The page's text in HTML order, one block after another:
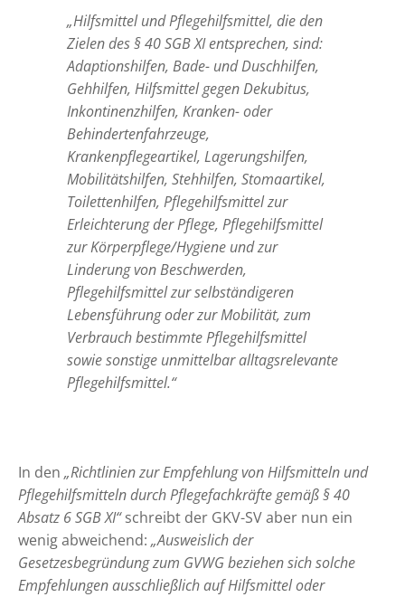
„Hilfsmittel und Pflegehilfsmittel, die den
Zielen des § 40 SGB XI entsprechen, sind:
Adaptionshilfen, Bade- und Duschhilfen,
Gehhilfen, Hilfsmittel gegen Dekubitus,
Inkontinenzhilfen, Kranken- oder
Behindertenfahrzeuge,
Krankenpflegeartikel, Lagerungshilfen,
Mobilitätshilfen, Stehhilfen, Stomaartikel,
Toilettenhilfen, Pflegehilfsmittel zur
Erleichterung der Pflege, Pflegehilfsmittel
zur Körperpflege/Hygiene und zur
Linderung von Beschwerden,
Pflegehilfsmittel zur selbständigeren
Lebensführung oder zur Mobilität, zum
Verbrauch bestimmte Pflegehilfsmittel
sowie sonstige unmittelbar alltagsrelevante
Pflegehilfsmittel.“
In den „Richtlinien zur Empfehlung von Hilfsmitteln und
Pflegehilfsmitteln durch Pflegefachkräfte gemäß § 40
Absatz 6 SGB XI“schreibt der GKV-SV aber nun ein
wenig abweichend: „Ausweislich der
Gesetzesbegründung zum GVWG beziehen sich solche
Empfehlungen ausschließlich auf Hilfsmittel oder